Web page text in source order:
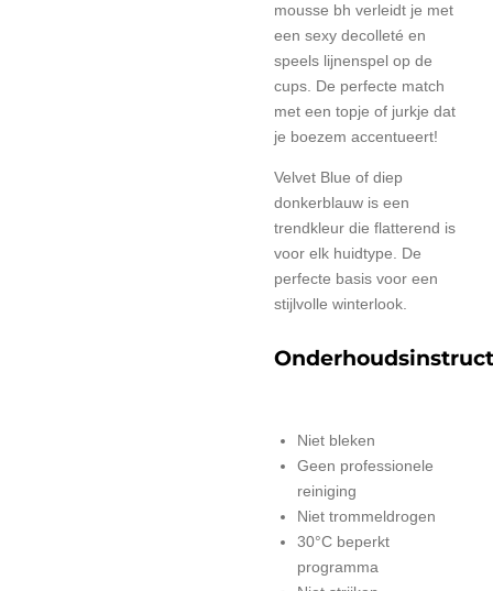
mousse bh verleidt je met
een sexy decolleté en
speels lijnenspel op de
cups. De perfecte match
met een topje of jurkje dat
je boezem accentueert!
Velvet Blue of diep
donkerblauw is een
trendkleur die flatterend is
voor elk huidtype. De
perfecte basis voor een
stijlvolle winterlook.
Niet bleken
Geen professionele
reiniging
Niet trommeldrogen
30°C beperkt
programma